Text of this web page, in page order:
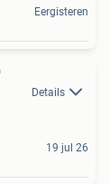
Eergisteren
Details
19 jul 26